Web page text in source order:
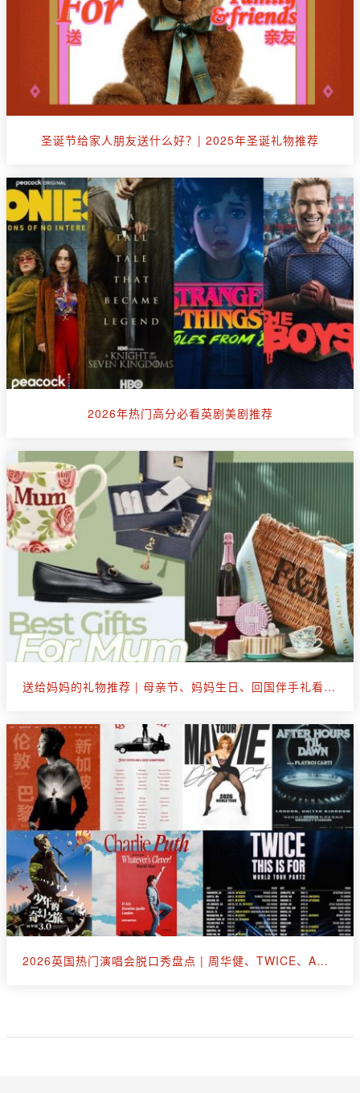
圣诞节给家人朋友送什么好？| 2025年圣诞礼物推荐
2026年热门高分必看英剧美剧推荐
送给妈妈的礼物推荐 | 母亲节、妈妈生日、回国伴手礼看这篇就够了
2026英国热门演唱会脱口秀盘点 | 周华健、TWICE、A妹、断眉、王嘉尔